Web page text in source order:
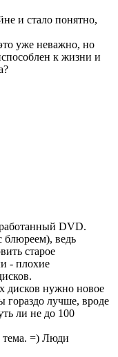
и стало понятно,
уже неважно, но
к жизни и
DVD.
блюреем), ведь
старое
- плохие
дисков нужно новое
гораздо лучше, вроде
ли не до 100
тема. =) Люди